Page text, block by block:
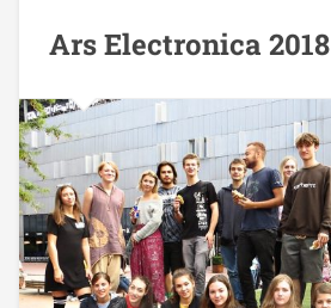
Ars Electronica 2018